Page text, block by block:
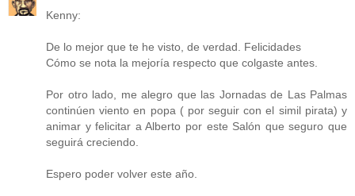
Kenny:
De lo mejor que te he visto, de verdad. Felicidades
Cómo se nota la mejoría respecto que colgaste antes.
Por otro lado, me alegro que las Jornadas de Las Palmas
continúen viento en popa ( por seguir con el simil pirata) y
animar y felicitar a Alberto por este Salón que seguro que
seguirá creciendo.
Espero poder volver este año.